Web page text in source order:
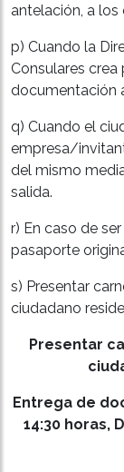
antelación, a
p) Cuando la
Consulares crea
documentación
q) Cuando el
empresa/
del mismo
salida.
r) En caso de
pasaporte
s) Presentar
ciudadano
Presentar
Entrega de
14:30 horas,